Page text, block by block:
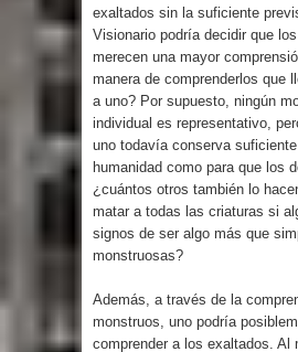
exaltados sin la suficiente
Visionario podría decidir que
merecen una mayor
manera de comprenderlos que
a uno? Por supuesto, ningún
individual es representativo,
uno todavía conserva
humanidad como para que los
¿cuántos otros también lo
matar a todas las criaturas si
signos de ser algo más que
monstruosas?
Además, a través de la
monstruos, uno podría
comprender a los exaltados. Al